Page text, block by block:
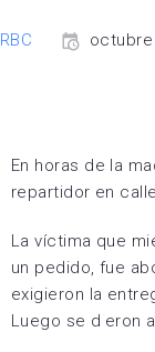
RBC octubre
En horas de la
repartidor en calle
La víctima que
un pedido, fue
exigieron la
Luego se dieron